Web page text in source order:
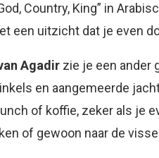
Country, King” in
een uitzicht dat je even
Agadir zie je een ander
en aangemeerde
of koffie, zeker als je
of gewoon naar de